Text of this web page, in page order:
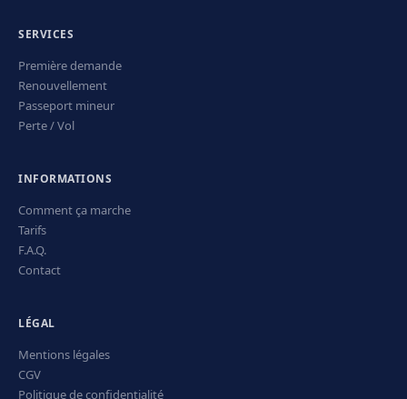
SERVICES
Première demande
Renouvellement
Passeport mineur
Perte / Vol
INFORMATIONS
Comment ça marche
Tarifs
F.A.Q.
Contact
LÉGAL
Mentions légales
CGV
Politique de confidentialité